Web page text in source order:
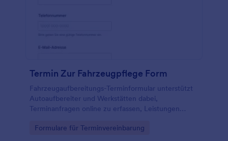
Termin Zur Fahrzeugpflege Form
Fahrzeugaufbereitungs-Terminformular unterstützt
Autoaufbereiter und Werkstätten dabei,
Terminanfragen online zu erfassen, Leistungen
Formularvorlagen zentral zu organisieren.
Go to Category:
Formulare für Terminvereinbarung